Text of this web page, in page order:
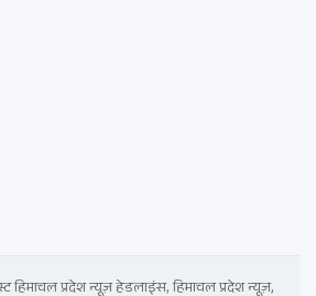
प्रदेश न्यूज़ हेडलाइंस, हिमाचल प्रदेश न्यूज़,